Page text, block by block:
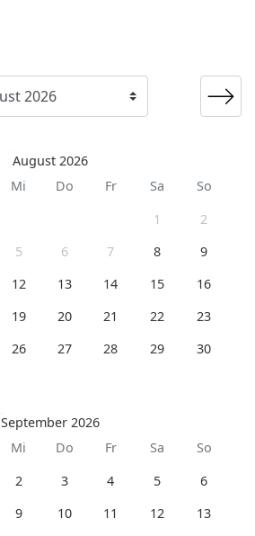
August 2026
Mi Do Fr Sa
So
1
2
5 6 7 8
9
12 13 14 15
16
19 20 21 22
23
26 27 28 29
30
September 2026
Mi Do Fr Sa
So
2 3 4 5
6
9 10 11 12
13